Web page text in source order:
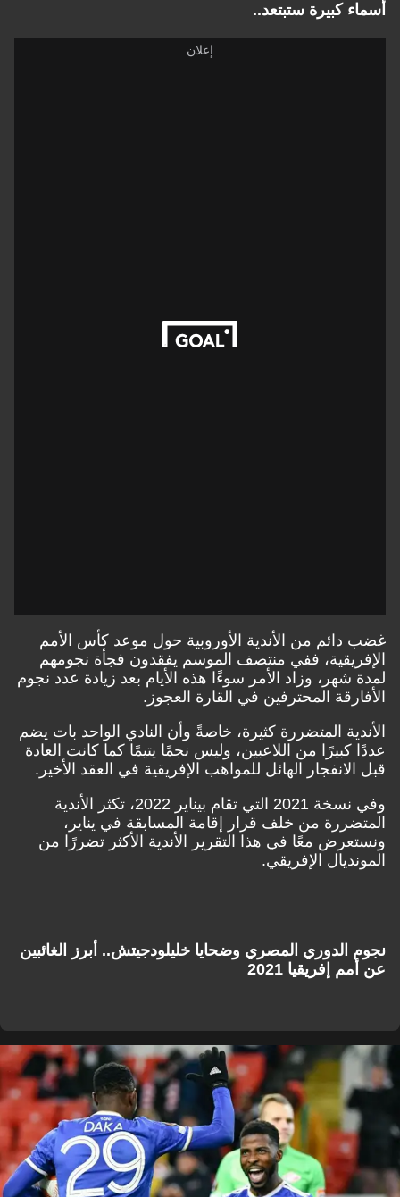
أسماء كبيرة ستبتعد..
غضب دائم من الأندية الأوروبية حول موعد كأس الأمم
الإفريقية، ففي منتصف الموسم يفقدون فجأة نجومهم
لمدة شهر، وزاد الأمر سوءًا هذه الأيام بعد زيادة عدد نجوم
الأفارقة المحترفين في القارة العجوز.
الأندية المتضررة كثيرة، خاصةً وأن النادي الواحد بات يضم
عددًا كبيرًا من اللاعبين، وليس نجمًا يتيمًا كما كانت العادة
قبل الانفجار الهائل للمواهب الإفريقية في العقد الأخير.
وفي نسخة 2021 التي تقام بيناير 2022، تكثر الأندية
المتضررة من خلف قرار إقامة المسابقة في يناير،
ونستعرض معًا في هذا التقرير الأندية الأكثر تضررًا من
المونديال الإفريقي.
نجوم الدوري المصري وضحايا خليلودجيتش.. أبرز الغائبين
عن أمم إفريقيا 2021